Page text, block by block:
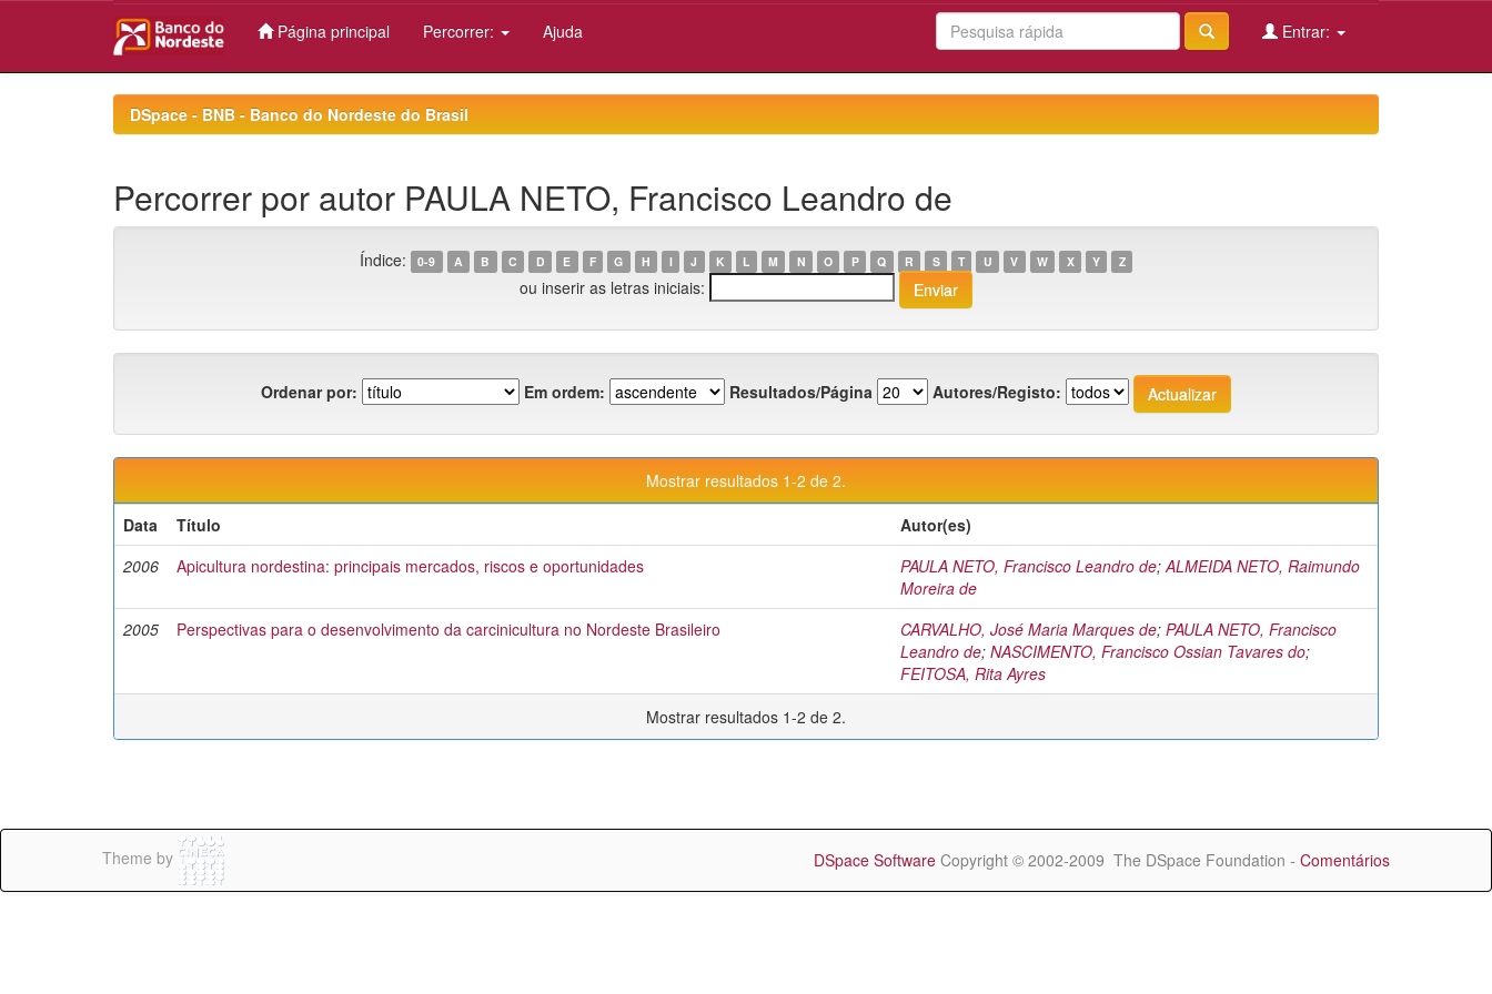
Página principal Percorrer: Ajuda Entrar:
DSpace - BNB - Banco do Nordeste do Brasil
Percorrer por autor PAULA NETO, Francisco Leandro de
Índice: 0-9 A B C D E F G H I J K L M N O P Q R S T U V W X Y Z
ou inserir as letras iniciais:
Ordenar por: Em ordem: Resultados/Página Autores/Registo:
Mostrar resultados 1-2 de 2.
Data
Título
Autor(es)
2006
Apicultura nordestina: principais mercados, riscos e oportunidades PAULA NETO, Francisco Leandro de;ALMEIDA NETO, Raimundo
Moreira de
2005
Perspectivas para o desenvolvimento da carcinicultura no Nordeste Brasileiro CARVALHO, José Maria Marques de; PAULA NETO, Francisco
Leandro de; NASCIMENTO, Francisco Ossian Tavares do;
FEITOSA, Rita Ayres
Mostrar resultados 1-2 de 2.
Theme by DSpace Software Copyright © 2002-2009 The DSpace Foundation - Comentários